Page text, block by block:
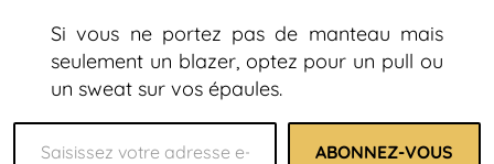
Si vous ne portez pas de manteau mais
seulement un blazer, optez pour un pull ou
un sweat sur vos épaules.
Saisissez votre adresse e-mail…
ABONNEZ-VOUS